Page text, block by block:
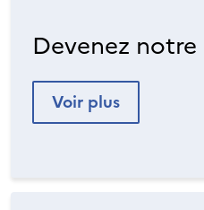
Devenez
Voir plus